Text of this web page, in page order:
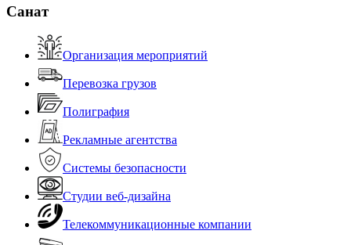
Санат
Организация мероприятий
Перевозка грузов
Полиграфия
Рекламные агентства
Системы безопасности
Студии веб-дизайна
Телекоммуникационные компании